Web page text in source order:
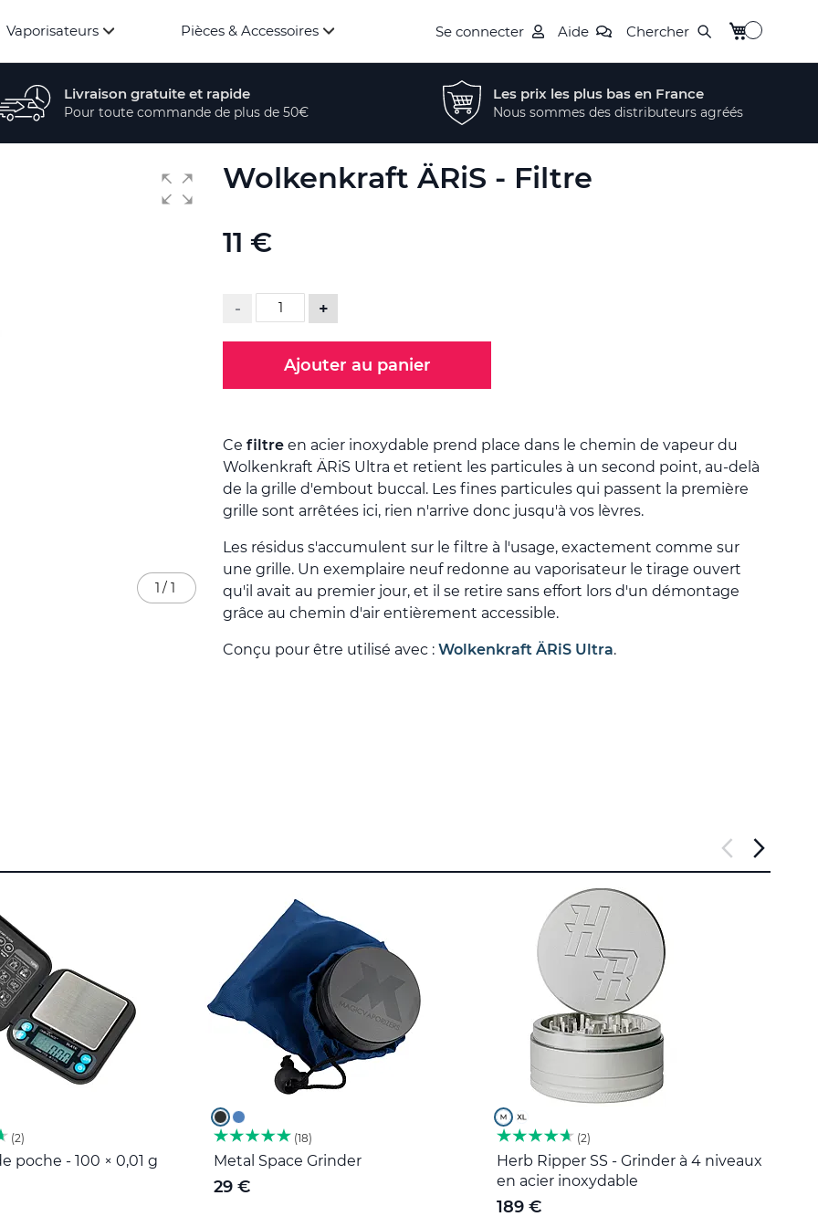
Vaporisateurs Pièces & Accessoires Se connecter Aide Chercher Mon panier
Livraison gratuite et rapide
Pour toute commande de plus de 50€
Les prix les plus bas en France
Nous sommes des distributeurs agréés
Wolkenkraft ÄRiS - Filtre
11 €
- +
Ajouter au panier
Ce filtre en acier inoxydable prend place dans le chemin de vapeur du
Wolkenkraft ÄRiS Ultra et retient les particules à un second point, au-delà
de la grille d'embout buccal. Les fines particules qui passent la première
grille sont arrêtées ici, rien n'arrive donc jusqu'à vos lèvres.
Les résidus s'accumulent sur le filtre à l'usage, exactement comme sur
une grille. Un exemplaire neuf redonne au vaporisateur le tirage ouvert
qu'il avait au premier jour, et il se retire sans effort lors d'un démontage
grâce au chemin d'air entièrement accessible.
Conçu pour être utilisé avec : Wolkenkraft ÄRiS Ultra.
1 / 1
2
poche - 100 × 0,01 g
18
Metal Space Grinder
29 €
2
Herb Ripper SS - Grinder à 4 niveaux
en acier inoxydable
189 €